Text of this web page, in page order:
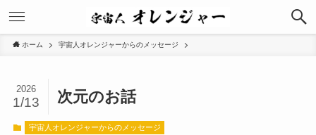
ホーム 宇宙人オレンジャーからのメッセージ
次元のお話
2026
1/13
宇宙人オレンジャーからのメッセージ